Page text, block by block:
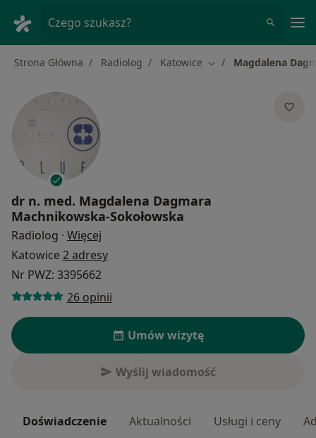
Czego szukasz?
Strona Główna Radiolog Katowice Zmień miasto
Magdalena
dr n. med. Magdalena Dagmara
Machnikowska-Sokołowska
Radiolog · Więcej
Katowice 2 adresy
Nr PWZ: 3395662
26 opinii
Umów wizytę
Wyślij wiadomość
Doświadczenie Aktualności Usługi i ceny